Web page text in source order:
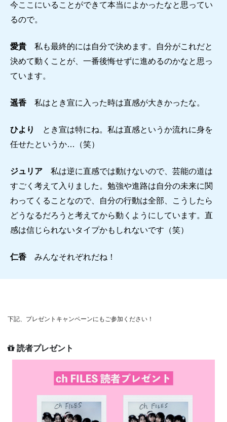
今ここにいることができて本当によかったなと思ってい
るので。
愛貴 私も最終的には自分で決めます。自分がこれだと
決めて動くことが、一番後悔せずに進めるのかなと思っ
ています。
遥香 私はとき宣に入った時は直感が大きかったな。
ひより
とき宣は特にね。私は直感というか流れに身を
任せたというか…（笑）
ジュリア 私は逆に直感では動けないので、芸能の道は
すごく考えて入りました。勉強や進路は自分の未来に関
わってくることなので、自分の行動は全部、こうしたら
どうなるだろうと考えてから動くようにしています。直
感は信じられないタイプかもしれないです（笑）
仁香 みんなそれぞれだね！
下記、プレゼントキャンペーンにもご参加ください！
読者プレゼント